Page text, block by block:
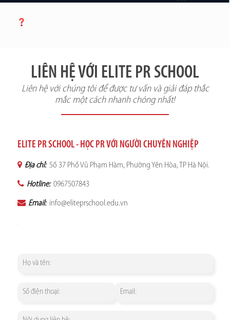
LIÊN HỆ VỚI ELITE PR SCHOOL
Liên hệ với chúng tôi để được tư vấn và giải đáp thắc
mắc một cách nhanh chóng nhất!
ELITE PR SCHOOL - HỌC PR VỚI NGƯỜI CHUYÊN NGHIỆP
Địa chỉ: Số 37 Phố Vũ Phạm Hàm, Phường Yên Hòa, TP Hà Nội.
Hotline: 0967507843
Email: info@eliteprschool.edu.vn